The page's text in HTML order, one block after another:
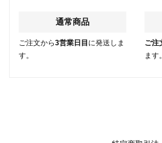
通常商品
ご注文から3営業日目 に発送しま
す。
ご注
ます。